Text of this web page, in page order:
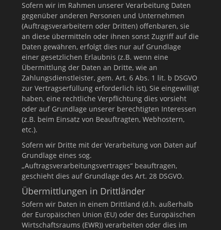
Sofern wir im Rahmen unserer Verarbeitung Daten
gegenüber anderen Personen und Unternehmen
(Auftragsverarbeitern oder Dritten) offenbaren, sie
an diese übermitteln oder ihnen sonst Zugriff auf die
Daten gewähren, erfolgt dies nur auf Grundlage
einer gesetzlichen Erlaubnis (z.B. wenn eine
Übermittlung der Daten an Dritte, wie an
Zahlungsdienstleister, gem. Art. 6 Abs. 1 lit. b DSGVO
zur Vertragserfüllung erforderlich ist), Sie eingewilligt
haben, eine rechtliche Verpflichtung dies vorsieht
oder auf Grundlage unserer berechtigten Interessen
(z.B. beim Einsatz von Beauftragten, Webhostern,
etc.).
Sofern wir Dritte mit der Verarbeitung von Daten auf
Grundlage eines sog.
„Auftragsverarbeitungsvertrages“ beauftragen,
geschieht dies auf Grundlage des Art. 28 DSGVO.
Übermittlungen in Drittländer
Sofern wir Daten in einem Drittland (d.h. außerhalb
der Europäischen Union (EU) oder des Europäischen
Wirtschaftsraums (EWR)) verarbeiten oder dies im